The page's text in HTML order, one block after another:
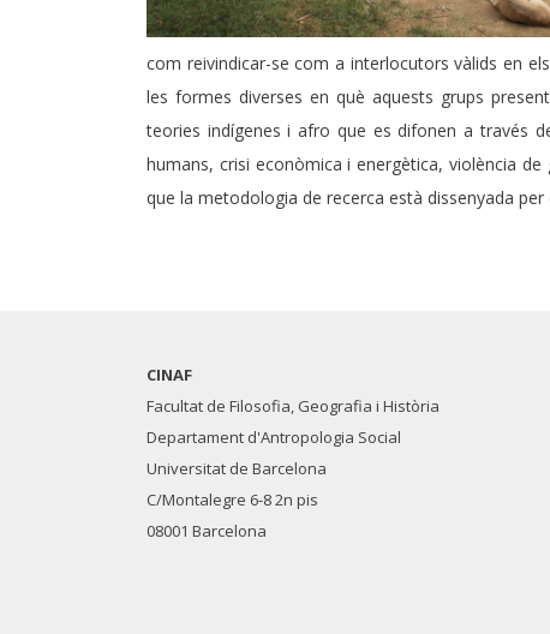
com reivindicar-se com a interlocutors vàlids en
les formes diverses en què aquests grups
teories indígenes i afro que es difonen a través
humans, crisi econòmica i energètica, violència
que la metodologia de recerca està dissenyada
CINAF
Facultat de Filosofia, Geografia i Història
Departament d'Antropologia Social
Universitat de Barcelona
C/Montalegre 6-8 2n pis
08001 Barcelona